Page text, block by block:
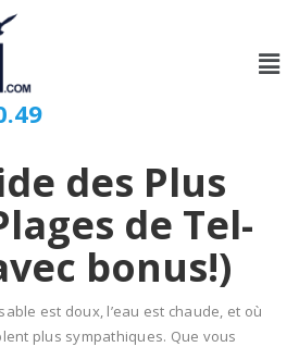
des Plus
de Tel-
bonus!)
est doux, l’eau est chaude, et où
plus sympathiques. Que vous